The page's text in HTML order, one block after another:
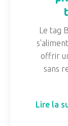
Le tag
offrir
sans
Lire la